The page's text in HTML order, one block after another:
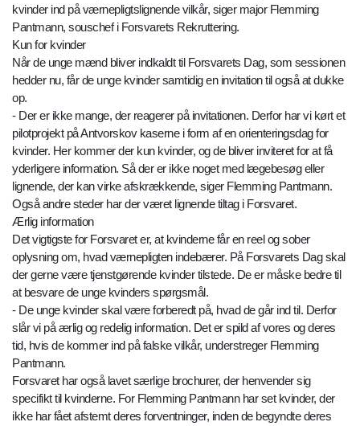
kvinder ind på værnepligtslignende vilkår, siger major Flemming
Pantmann, souschef i Forsvarets Rekruttering.
Kun for kvinder
Når de unge mænd bliver indkaldt til Forsvarets Dag, som sessionen
hedder nu, får de unge kvinder samtidig en invitation til også at dukke
op.
- Der er ikke mange, der reagerer på invitationen. Derfor har vi kørt et
pilotprojekt på Antvorskov kaserne i form af en orienteringsdag for
kvinder. Her kommer der kun kvinder, og de bliver inviteret for at få
yderligere information. Så der er ikke noget med lægebesøg eller
lignende, der kan virke afskrækkende, siger Flemming Pantmann.
Også andre steder har der været lignende tiltag i Forsvaret.
Ærlig information
Det vigtigste for Forsvaret er, at kvinderne får en reel og sober
oplysning om, hvad værnepligten indebærer. På Forsvarets Dag skal
der gerne være tjenstgørende kvinder tilstede. De er måske bedre til
at besvare de unge kvinders spørgsmål.
- De unge kvinder skal være forberedt på, hvad de går ind til. Derfor
slår vi på ærlig og redelig information. Det er spild af vores og deres
tid, hvis de kommer ind på falske vilkår, understreger Flemming
Pantmann.
Forsvaret har også lavet særlige brochurer, der henvender sig
specifikt til kvinderne. For Flemming Pantmann har set kvinder, der
ikke har fået afstemt deres forventninger, inden de begyndte deres